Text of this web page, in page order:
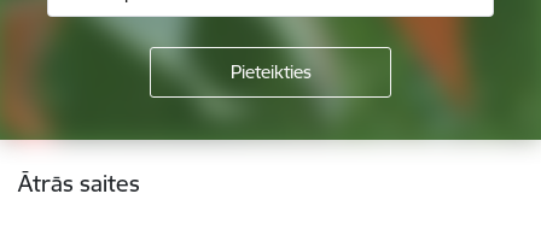
Kājene
Ātrās saites